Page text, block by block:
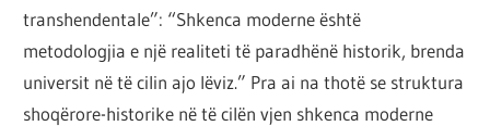
transhendentale”: “Shkenca moderne është
metodologjia e një realiteti të paradhënë historik, brenda
universit në të cilin ajo lëviz.” Pra ai na thotë se struktura
shoqërore-historike në të cilën vjen shkenca moderne